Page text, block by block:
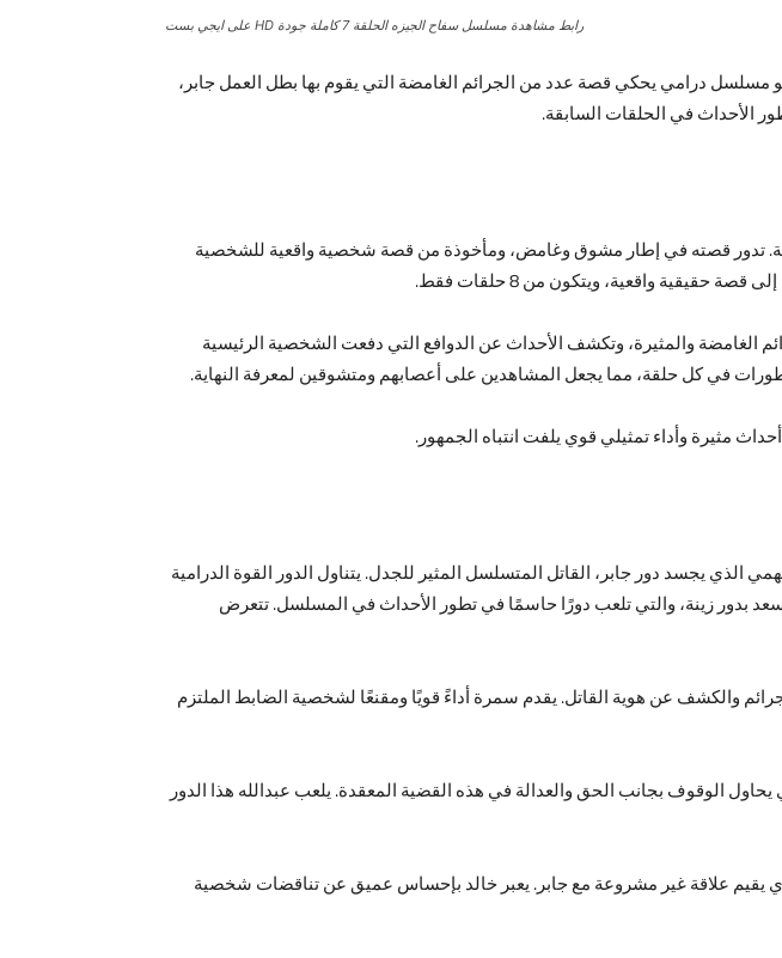
رابط مشاهدة مسلسل سفاح الجيزه الحلقة 7 كاملة جودة HD على ايجي بست
“سفاح الجيزة” هو مسلسل درامي يحكي قصة عدد من الجرائم الغامضة التي يقوم بها بطل العمل جابر،
الأحداث في الحلقات السابقة.
تدور قصته في إطار مشوق وغامض، ومأخوذة من قصة شخصية واقعية للشخصية
واقعية، ويتكون من 8 حلقات فقط.
والمثيرة، وتكشف الأحداث عن الدوافع التي دفعت الشخصية الرئيسية
في كل حلقة، مما يجعل المشاهدين على أعصابهم ومتشوقين لمعرفة النهاية.
مثيرة وأداء تمثيلي قوي يلفت انتباه الجمهور.
يجسد دور جابر، القاتل المتسلسل المثير للجدل. يتناول الدور القوة الدرامية
بدور زينة، والتي تلعب دورًا حاسمًا في تطور الأحداث في المسلسل. تتعرض
والكشف عن هوية القاتل. يقدم سمرة أداءً قويًا ومقنعًا لشخصية الضابط الملتزم
الوقوف بجانب الحق والعدالة في هذه القضية المعقدة. يلعب عبدالله هذا الدور
يقيم علاقة غير مشروعة مع جابر. يعبر خالد بإحساس عميق عن تناقضات شخصية